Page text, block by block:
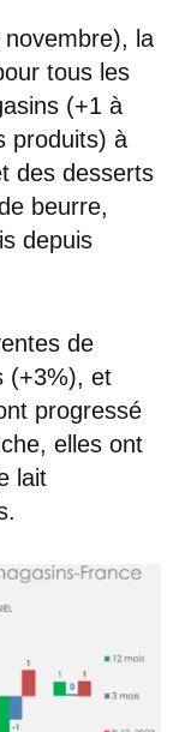
la
tous les
(+1 à
produits) à
des desserts
beurre,
depuis
de
(+3%), et
progressé
elles ont
lait